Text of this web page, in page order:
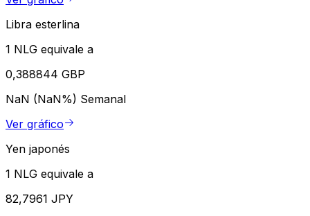
Libra esterlina
1 NLG equivale a
0,388844 GBP
NaN (NaN%) Semanal
Ver gráfico
Yen japonés
1 NLG equivale a
82,7961 JPY